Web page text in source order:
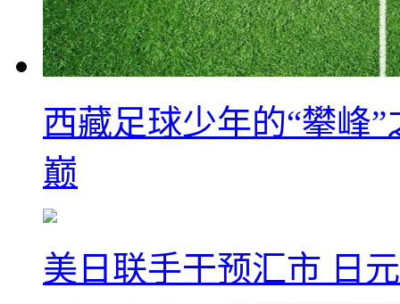
西藏足球少年的“攀峰
巅
美日联手干预汇市 日